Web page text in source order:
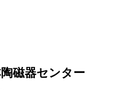
磁器センター